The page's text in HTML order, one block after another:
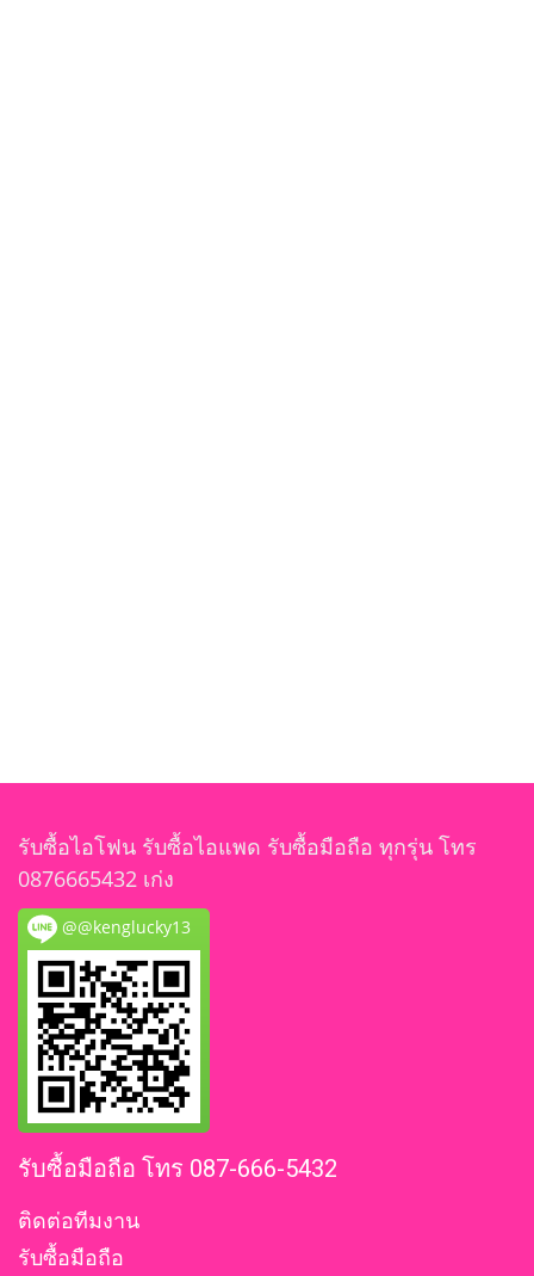
รับซื้อไอโฟน รับซื้อไอแพด รับซื้อมือถือ ทุกรุ่น โทร
0876665432 เก่ง
@@kenglucky13
รับซื้อมือถือ โทร 087-666-5432
ติดต่อทีมงาน
รับซื้อมือถือ